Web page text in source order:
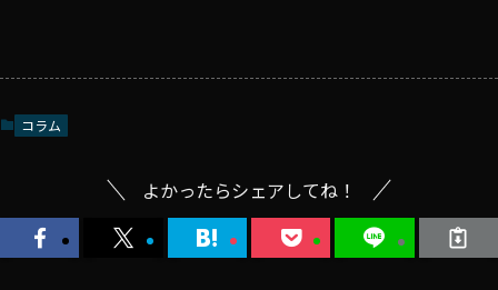
コラム
よかったらシェアしてね！